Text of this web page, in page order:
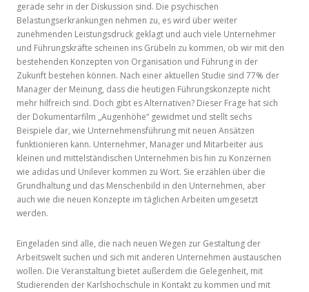
gerade sehr in der Diskussion sind. Die psychischen
Belastungserkrankungen nehmen zu, es wird über weiter
zunehmenden Leistungsdruck geklagt und auch viele Unternehmer
und Führungskräfte scheinen ins Grübeln zu kommen, ob wir mit den
bestehenden Konzepten von Organisation und Führung in der
Zukunft bestehen können. Nach einer aktuellen Studie sind 77% der
Manager der Meinung, dass die heutigen Führungskonzepte nicht
mehr hilfreich sind. Doch gibt es Alternativen? Dieser Frage hat sich
der Dokumentarfilm „Augenhöhe“ gewidmet und stellt sechs
Beispiele dar, wie Unternehmensführung mit neuen Ansätzen
funktionieren kann. Unternehmer, Manager und Mitarbeiter aus
kleinen und mittelständischen Unternehmen bis hin zu Konzernen
wie adidas und Unilever kommen zu Wort. Sie erzählen über die
Grundhaltung und das Menschenbild in den Unternehmen, aber
auch wie die neuen Konzepte im täglichen Arbeiten umgesetzt
werden.
Eingeladen sind alle, die nach neuen Wegen zur Gestaltung der
Arbeitswelt suchen und sich mit anderen Unternehmen austauschen
wollen. Die Veranstaltung bietet außerdem die Gelegenheit, mit
Studierenden der Karlshochschule in Kontakt zu kommen und mit